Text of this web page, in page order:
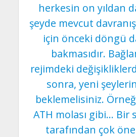
herkesin on yıldan
şeyde mevcut
için önceki döngü
bakmasıdır.
rejimdeki
sonra, yeni
beklemelisiniz.
ATH molası gibi… Bir
tarafından çok